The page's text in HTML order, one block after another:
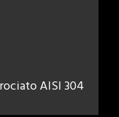
AISI 304